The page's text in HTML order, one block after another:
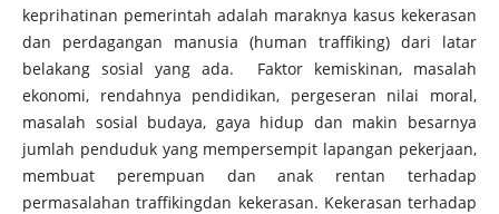
keprihatinan pemerintah adalah maraknya kasus kekerasan
dan perdagangan manusia (human traffiking) dari latar
belakang sosial yang ada. Faktor kemiskinan, masalah
ekonomi, rendahnya pendidikan, pergeseran nilai moral,
masalah sosial budaya, gaya hidup dan makin besarnya
jumlah penduduk yang mempersempit lapangan pekerjaan,
membuat perempuan dan anak rentan terhadap
permasalahan traffikingdan kekerasan. Kekerasan terhadap